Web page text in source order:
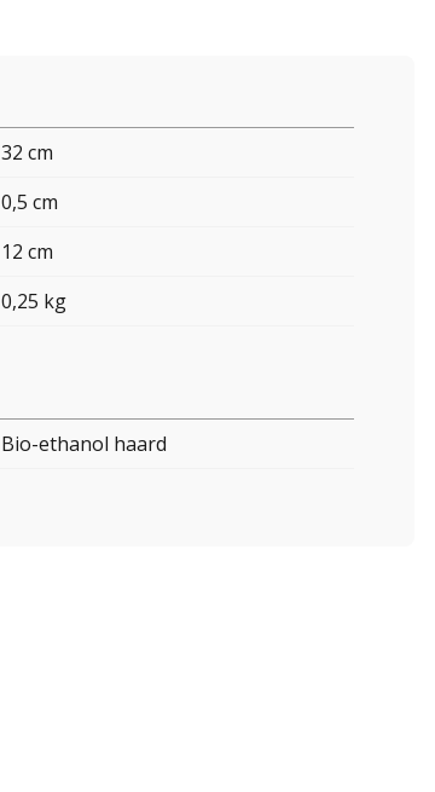
32 cm
0,5 cm
12 cm
0,25 kg
Bio-ethanol haard